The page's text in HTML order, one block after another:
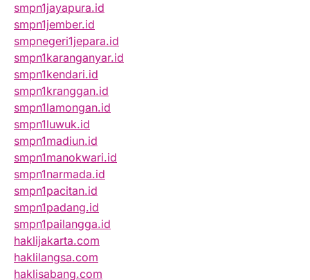
smpn1jayapura.id
smpn1jember.id
smpnegeri1jepara.id
smpn1karanganyar.id
smpn1kendari.id
smpn1kranggan.id
smpn1lamongan.id
smpn1luwuk.id
smpn1madiun.id
smpn1manokwari.id
smpn1narmada.id
smpn1pacitan.id
smpn1padang.id
smpn1pailangga.id
haklijakarta.com
haklilangsa.com
haklisabang.com